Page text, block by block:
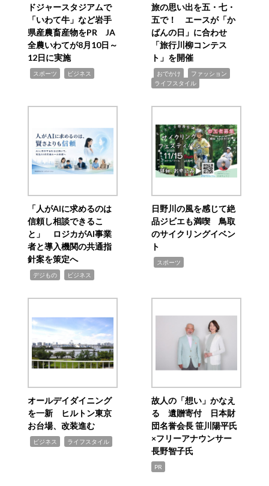
ドジャースタジアムで
「いわて牛」など岩手
県産農畜産物をPR JA
全農いわてが8月10日～
12日に実施
スポーツ ビジネス
旅の思い出を五・七・
五で！ エースが「か
ばんの日」に合わせ
「旅行川柳コンテス
ト」を開催
おでかけ ファッション
ライフスタイル
「人がAIに求めるのは
信頼し相談できるこ
と」 ロジカがAI事業
者と導入機関の共通指
針案を策定へ
デジもの ビジネス
日野川の風を感じて絶
品ジビエも満喫 鳥取
のサイクリングイベン
ト
スポーツ
オールデイダイニング
を一新 ヒルトン東京
お台場、改装進む
ビジネス ライフスタイル
故人の「想い」かなえ
る 遺贈寄付 日本財
団名誉会長 笹川陽平氏
×フリーアナウンサー
長野智子氏
PR